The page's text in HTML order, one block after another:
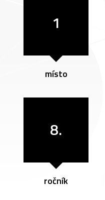
1
místo
8.
ročník